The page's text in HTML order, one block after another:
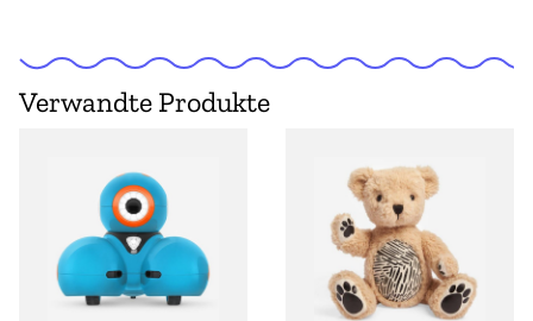
Verwandte Produkte